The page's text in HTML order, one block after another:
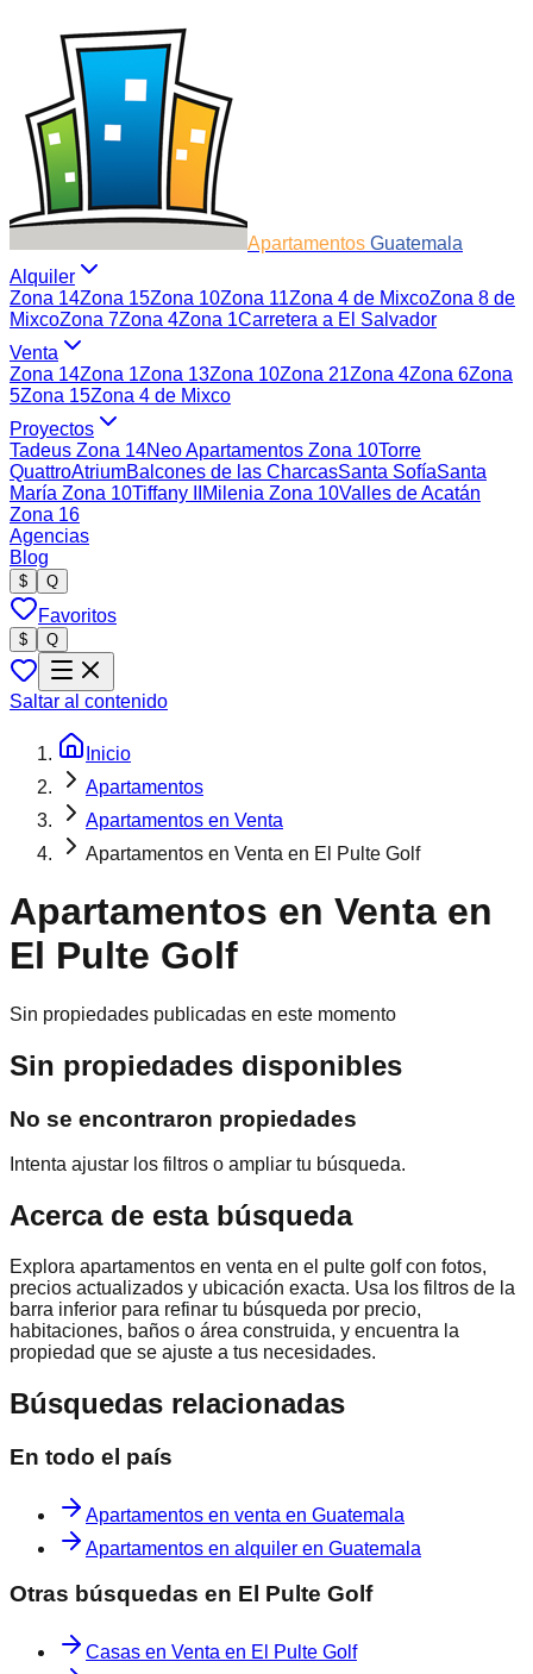
Apartamentos Guatemala
Alquiler
Zona 14Zona 15Zona 10Zona 11Zona 4 de MixcoZona 8 de
MixcoZona 7Zona 4Zona 1Carretera a El Salvador
Venta
Zona 14Zona 1Zona 13Zona 10Zona 21Zona 4Zona 6Zona
5Zona 15Zona 4 de Mixco
Proyectos
Tadeus Zona 14Neo Apartamentos Zona 10Torre
QuattroAtriumBalcones de las CharcasSanta SofíaSanta
María Zona 10Tiffany II Milenia Zona 10Valles de Acatán
Zona 16
Agencias
Blog
$ Q
Favoritos
$ Q
Saltar al contenido
Inicio
Apartamentos
Apartamentos en Venta
Apartamentos en Venta en El Pulte Golf
Apartamentos en Venta en
El Pulte Golf
Sin propiedades publicadas en este momento
Sin propiedades disponibles
No se encontraron propiedades
Intenta ajustar los filtros o ampliar tu búsqueda.
Acerca de esta búsqueda
Explora apartamentos en venta en el pulte golfcon fotos,
precios actualizados y ubicación exacta. Usa los filtros de la
barra inferior para refinar tu búsqueda por precio,
habitaciones, baños o área construida, y encuentra la
propiedad que se ajuste a tus necesidades.
Búsquedas relacionadas
En todo el país
Apartamentos en venta en Guatemala
Apartamentos en alquiler en Guatemala
Otras búsquedas en El Pulte Golf
Casas en Venta en El Pulte Golf